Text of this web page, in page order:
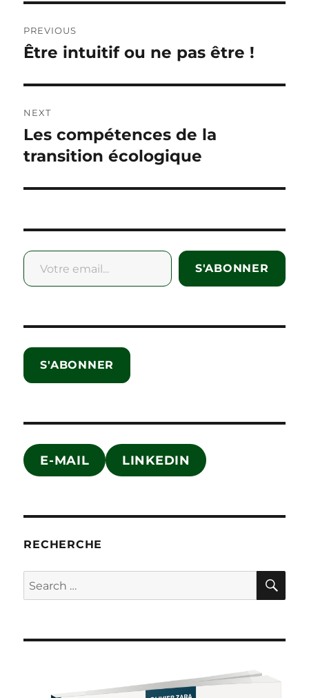
navigation
PREVIOUS
Previous
Être intuitif ou ne pas être !
NEXT
Next
post:
Les compétences de la
transition écologique
Votre email...
S'ABONNER
S'ABONNER
E-MAIL LINKEDIN
RECHERCHE
Search
for: